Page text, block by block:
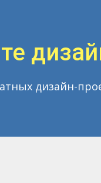
дизайн-